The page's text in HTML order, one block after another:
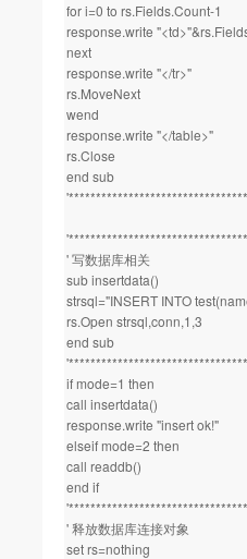
for i=0 to rs.Fields.Count-1
response.write
next
response.write "</tr>"
rs.MoveNext
wend
response.write "</table>"
rs.Close
end sub
' 写数据库相关
sub insertdata()
strsql="INSERT INTO
rs.Open strsql,conn,1,3
end sub
if mode=1 then
call insertdata()
response.write "insert ok!"
elseif mode=2 then
call readdb()
end if
' 释放数据库连接对象
set rs=nothing